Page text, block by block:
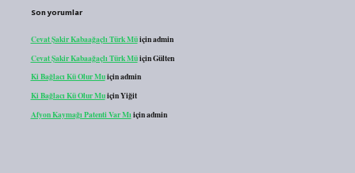
Son yorumlar
Cevat Şakir Kabaağaçlı Türk Müiçinadmin
Cevat Şakir Kabaağaçlı Türk MüiçinGülten
Ki Bağlacı Kü Olur Muiçinadmin
Ki Bağlacı Kü Olur MuiçinYiğit
Afyon Kaymağı Patenti Var Mı içinadmin